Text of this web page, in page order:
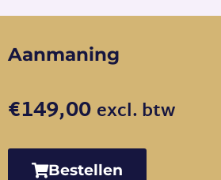
Aanmaning
€149,00 excl. btw
Bestellen